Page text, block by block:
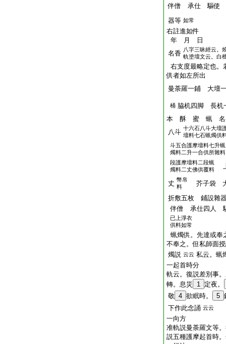
伴僧 承仕 驅使
器等 如常
右註進如件
年 月 日
名香 八字三昧經云。
軌塗壇文云。白
右支度最略定也。
供者如左所出
曼荼羅一鋪 大壇
桶 脇机四脚 長机
本 酥 蜜 蝋 名
八斗 十六石八斗大壇
壇料七石蝋燭供
斗五合護摩壇料七升蝋
燭料二升一合供所雜料
段護摩壇料二段蝋
燭料二丈佛供覆料
丈 幣帛
料
芥子袋
折敷五枚 鋪設雜
伴僧 承仕四人
已上淨衣
供料如常
蝋燭供。先達或奉
不奉之。但私師面
燭説 云云 私云。蝋
一起首時分
軌云。復説差別事
轉。息災
1 定夜。
敬 4 欲眠時。 5
下作此念誦 云云
一向方
准軌説曼荼羅文等
説五種護摩起首時